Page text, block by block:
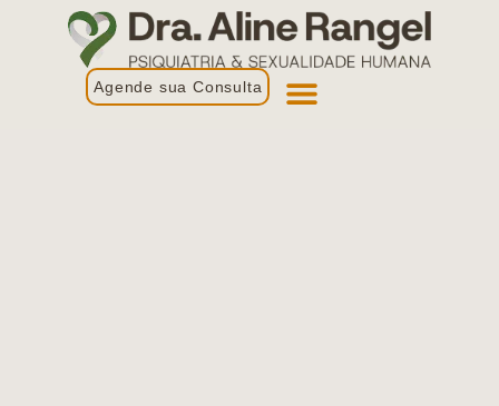
Agende sua Consulta